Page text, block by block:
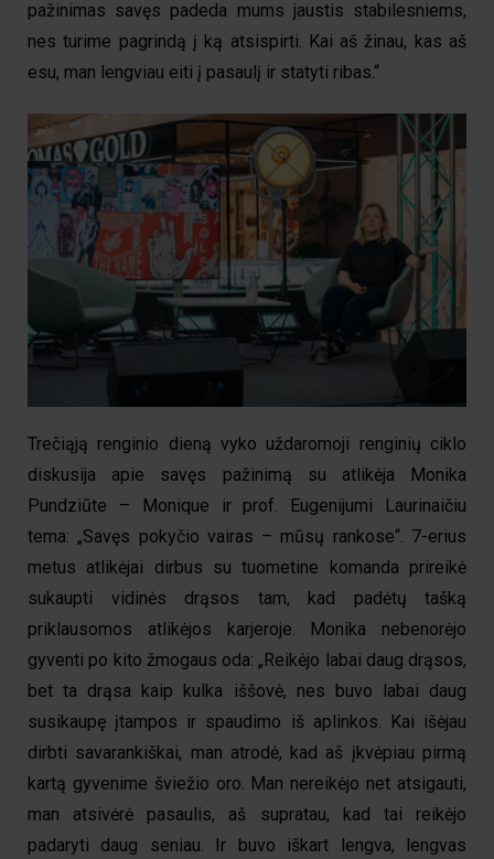
pažinimas savęs padeda mums jaustis stabilesniems,
nes turime pagrindą į ką atsispirti. Kai aš žinau, kas aš
esu, man lengviau eiti į pasaulį ir statyti ribas.“
Trečiąją renginio dieną vyko uždaromoji renginių ciklo
diskusija apie savęs pažinimą su atlikėja Monika
Pundziūte – Monique ir prof. Eugenijumi Laurinaičiu
tema: „Savęs pokyčio vairas – mūsų rankose“. 7-erius
metus atlikėjai dirbus su tuometine komanda prireikė
sukaupti vidinės drąsos tam, kad padėtų tašką
priklausomos atlikėjos karjeroje. Monika nebenorėjo
gyventi po kito žmogaus oda: „Reikėjo labai daug drąsos,
bet ta drąsa kaip kulka iššovė, nes buvo labai daug
susikaupę įtampos ir spaudimo iš aplinkos. Kai išėjau
dirbti savarankiškai, man atrodė, kad aš įkvėpiau pirmą
kartą gyvenime šviežio oro. Man nereikėjo net atsigauti,
man atsivėrė pasaulis, aš supratau, kad tai reikėjo
padaryti daug seniau. Ir buvo iškart lengva, lengvas